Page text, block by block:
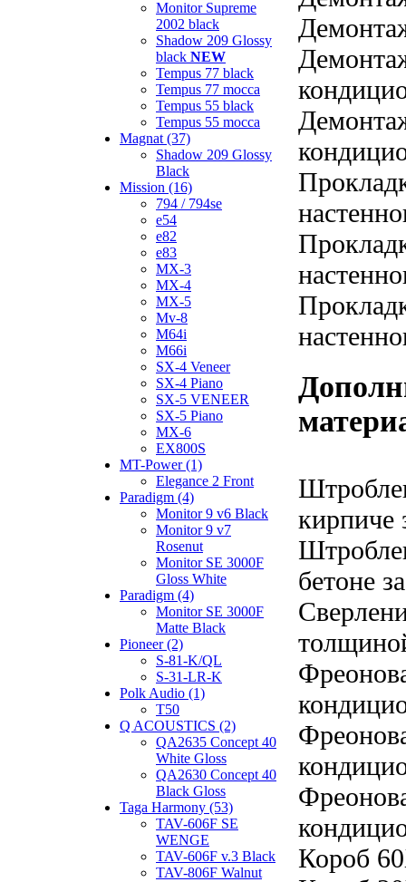
Monitor Supreme
2002 black
Shadow 209 Glossy
black NEW
Tempus 77 black
Tempus 77 mocca
Tempus 55 black
Tempus 55 mocca
Magnat (37)
Shadow 209 Glossy
Black
Mission (16)
794 / 794se
e54
e82
e83
MX-3
MX-4
MX-5
Mv-8
M64i
M66i
SX-4 Veneer
SX-4 Piano
SX-5 VENEER
SX-5 Piano
MX-6
EX800S
MT-Power (1)
Elegance 2 Front
Paradigm (4)
Monitor 9 v6 Black
Monitor 9 v7
Rosenut
Monitor SE 3000F
Gloss White
Paradigm (4)
Monitor SE 3000F
Matte Black
Pioneer (2)
S-81-K/QL
S-31-LR-K
Polk Audio (1)
T50
Q ACOUSTICS (2)
QA2635 Concept 40
White Gloss
QA2630 Concept 40
Black Gloss
Taga Harmony (53)
TAV-606F SE
WENGE
TAV-606F v.3 Black
TAV-806F Walnut
кирпиче
бетоне
Короб